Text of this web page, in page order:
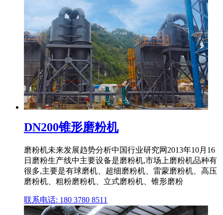
DN200锥形磨粉机
磨粉机未来发展趋势分析中国行业研究网2013年10月16
日磨粉生产线中主要设备是磨粉机,市场上磨粉机品种有
很多,主要是有球磨机、超细磨粉机、雷蒙磨粉机、高压
磨粉机、粗粉磨粉机、立式磨粉机、锥形磨粉
联系电话: 180 3780 8511